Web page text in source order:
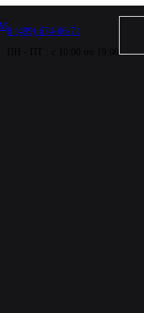
8 (499) 674-06-71
ПН - ПТ : с 10:00 по 19:00